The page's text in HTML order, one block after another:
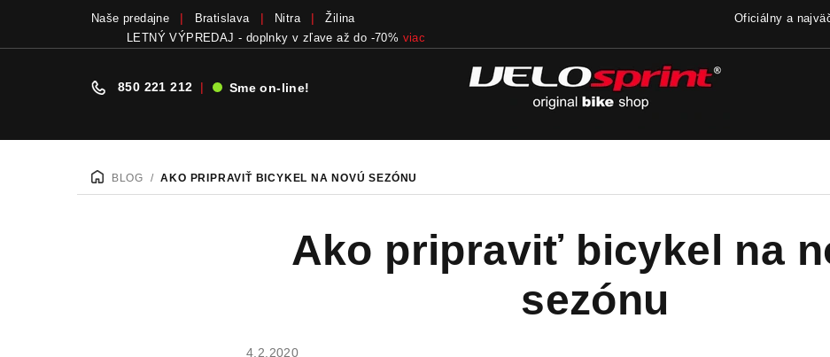
Naše predajne Bratislava Nitra Žilina
Oficiálny a
LETNÝ VÝPREDAJ - doplnky v zľave až do -70% viac
850 221 212 | Sme on-line!
DOMOV
BLOG / AKO PRIPRAVIŤ BICYKEL NA NOVÚ SEZÓNU
Ako pripraviť bicykel na
sezónu
4.2.2020